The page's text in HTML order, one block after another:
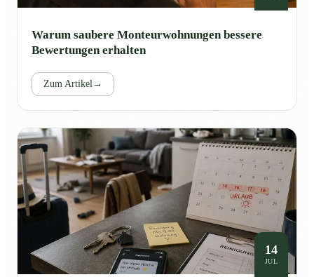
Warum saubere Monteurwohnungen bessere
Bewertungen erhalten
Zum Artikel →
14
JUL